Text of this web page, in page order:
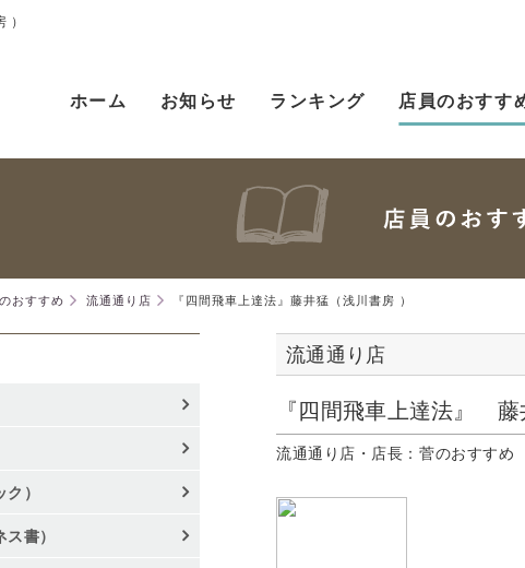
）
ホーム お知らせ ランキング 店員のおすす
おすすめ 流通通り店 『四間飛車上達法』藤井猛（浅川書房 ）
流通通り店
『四間飛車上達法』
流通通り店・店長：菅のおすすめ
）
書）